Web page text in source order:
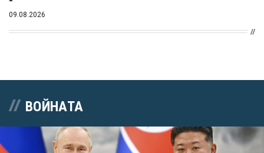
09.08.2026
ВОЙНАТА